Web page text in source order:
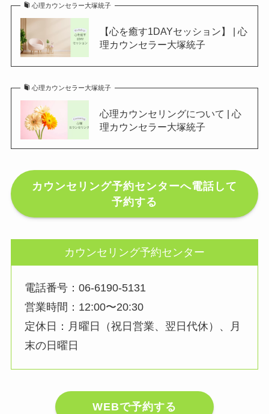
心理カウンセラー大塚統子
【心を癒す1DAYセッション】 | 心
理カウンセラー大塚統子
心理カウンセラー大塚統子
心理カウンセリングについて | 心
理カウンセラー大塚統子
カウンセリング予約センターへ電話して
予約する
カウンセリング予約センター
電話番号：06-6190-5131
営業時間：12:00〜20:30
定休日：月曜日（祝日営業、翌日代休）、月
末の日曜日
WEBで予約する